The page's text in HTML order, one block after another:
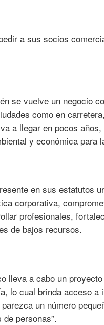
a sus socios
se vuelve un negocio
como en
a llegar en pocos
y económica para
en sus estatutos
corporativa,
profesionales,
de bajos recursos.
lleva a cabo un
lo cual brinda acceso
un número
personas”.